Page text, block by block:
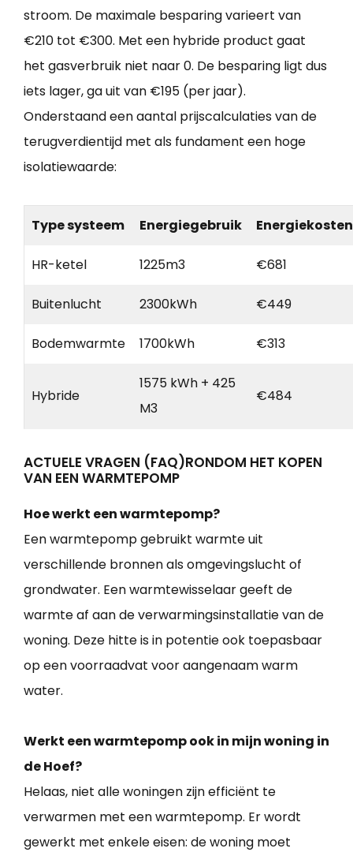
stroom. De maximale besparing varieert van
€210 tot €300. Met een hybride product gaat
het gasverbruik niet naar 0. De besparing ligt dus
iets lager, ga uit van €195 (per jaar).
Onderstaand een aantal prijscalculaties van de
terugverdientijd met als fundament een hoge
isolatiewaarde:
Type systeem Energiegebruik Energiekosten
HR-ketel 1225m3 €681
Buitenlucht 2300kWh €449
Bodemwarmte 1700kWh €313
Hybride
1575 kWh + 425
M3
€484
ACTUELE VRAGEN (FAQ)RONDOM HET KOPEN
VAN EEN WARMTEPOMP
Hoe werkt een warmtepomp?
Een warmtepomp gebruikt warmte uit
verschillende bronnen als omgevingslucht of
grondwater. Een warmtewisselaar geeft de
warmte af aan de verwarmingsinstallatie van de
woning. Deze hitte is in potentie ook toepasbaar
op een voorraadvat voor aangenaam warm
water.
Werkt een warmtepomp ook in mijn woning in
de Hoef?
Helaas, niet alle woningen zijn efficiënt te
verwarmen met een warmtepomp. Er wordt
gewerkt met enkele eisen: de woning moet